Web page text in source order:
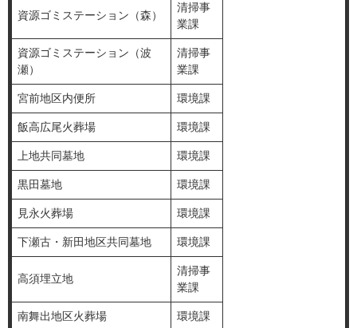
資源ゴミステーション（森）
清掃事
業課
資源ゴミステーション（波
瀬）
清掃事
業課
宮前地区内便所 環境課
飯高広尾火葬場 環境課
上地共同墓地 環境課
黒田墓地 環境課
見永火葬場 環境課
下瀬古・新田地区共同墓地 環境課
高須埋立地
清掃事
業課
南舞出地区火葬場 環境課